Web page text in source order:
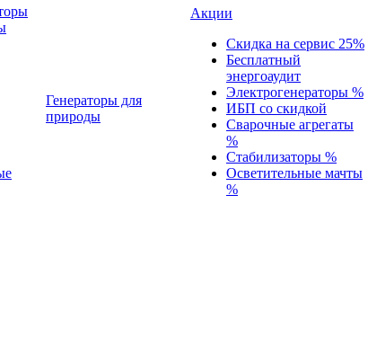
Генераторы для
природы
Акции
Скидка на сервис 25%
Бесплатный
энергоаудит
Электрогенераторы %
ИБП со скидкой
Сварочные агрегаты
%
Стабилизаторы %
Осветительные мачты
%